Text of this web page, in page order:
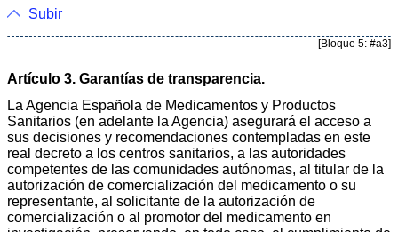
Subir
[Bloque 5: #a3]
Artículo 3. Garantías de transparencia.
La Agencia Española de Medicamentos y Productos
Sanitarios (en adelante la Agencia) asegurará el acceso a
sus decisiones y recomendaciones contempladas en este
real decreto a los centros sanitarios, a las autoridades
competentes de las comunidades autónomas, al titular de la
autorización de comercialización del medicamento o su
representante, al solicitante de la autorización de
comercialización o al promotor del medicamento en